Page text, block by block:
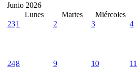
Junio 2026
Lunes
Martes Miércoles
231 2 3 4
248 9 10 11